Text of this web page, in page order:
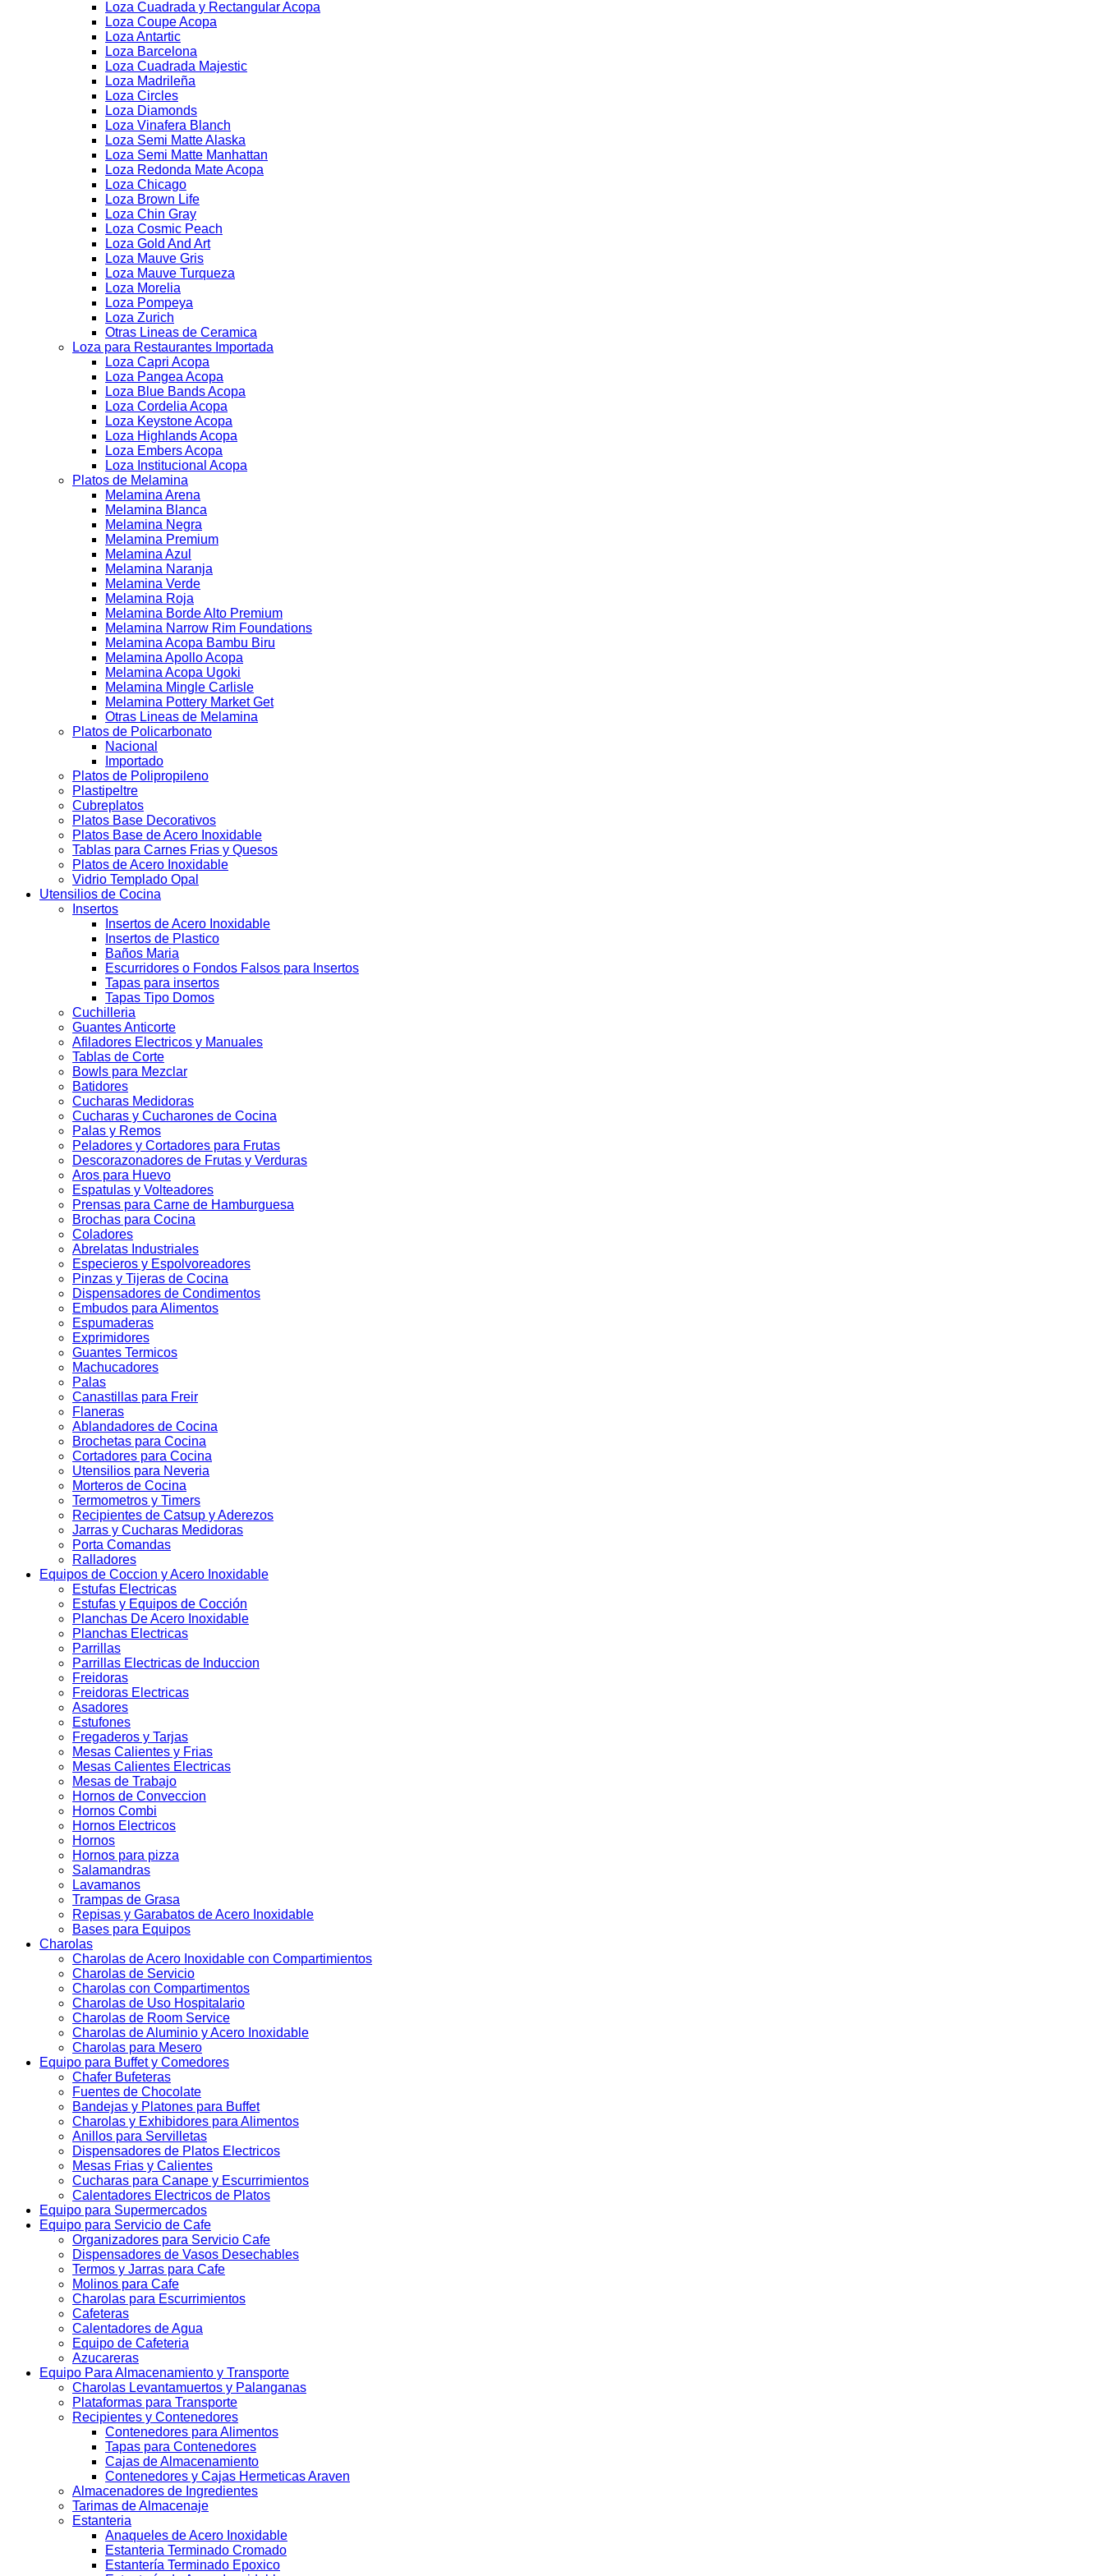
Loza Cuadrada y Rectangular Acopa
Loza Coupe Acopa
Loza Antartic
Loza Barcelona
Loza Cuadrada Majestic
Loza Madrileña
Loza Circles
Loza Diamonds
Loza Vinafera Blanch
Loza Semi Matte Alaska
Loza Semi Matte Manhattan
Loza Redonda Mate Acopa
Loza Chicago
Loza Brown Life
Loza Chin Gray
Loza Cosmic Peach
Loza Gold And Art
Loza Mauve Gris
Loza Mauve Turqueza
Loza Morelia
Loza Pompeya
Loza Zurich
Otras Lineas de Ceramica
Loza para Restaurantes Importada
Loza Capri Acopa
Loza Pangea Acopa
Loza Blue Bands Acopa
Loza Cordelia Acopa
Loza Keystone Acopa
Loza Highlands Acopa
Loza Embers Acopa
Loza Institucional Acopa
Platos de Melamina
Melamina Arena
Melamina Blanca
Melamina Negra
Melamina Premium
Melamina Azul
Melamina Naranja
Melamina Verde
Melamina Roja
Melamina Borde Alto Premium
Melamina Narrow Rim Foundations
Melamina Acopa Bambu Biru
Melamina Apollo Acopa
Melamina Acopa Ugoki
Melamina Mingle Carlisle
Melamina Pottery Market Get
Otras Lineas de Melamina
Platos de Policarbonato
Nacional
Importado
Platos de Polipropileno
Plastipeltre
Cubreplatos
Platos Base Decorativos
Platos Base de Acero Inoxidable
Tablas para Carnes Frias y Quesos
Platos de Acero Inoxidable
Vidrio Templado Opal
Utensilios de Cocina
Insertos
Insertos de Acero Inoxidable
Insertos de Plastico
Baños Maria
Escurridores o Fondos Falsos para Insertos
Tapas para insertos
Tapas Tipo Domos
Cuchilleria
Guantes Anticorte
Afiladores Electricos y Manuales
Tablas de Corte
Bowls para Mezclar
Batidores
Cucharas Medidoras
Cucharas y Cucharones de Cocina
Palas y Remos
Peladores y Cortadores para Frutas
Descorazonadores de Frutas y Verduras
Aros para Huevo
Espatulas y Volteadores
Prensas para Carne de Hamburguesa
Brochas para Cocina
Coladores
Abrelatas Industriales
Especieros y Espolvoreadores
Pinzas y Tijeras de Cocina
Dispensadores de Condimentos
Embudos para Alimentos
Espumaderas
Exprimidores
Guantes Termicos
Machucadores
Palas
Canastillas para Freir
Flaneras
Ablandadores de Cocina
Brochetas para Cocina
Cortadores para Cocina
Utensilios para Neveria
Morteros de Cocina
Termometros y Timers
Recipientes de Catsup y Aderezos
Jarras y Cucharas Medidoras
Porta Comandas
Ralladores
Equipos de Coccion y Acero Inoxidable
Estufas Electricas
Estufas y Equipos de Cocción
Planchas De Acero Inoxidable
Planchas Electricas
Parrillas
Parrillas Electricas de Induccion
Freidoras
Freidoras Electricas
Asadores
Estufones
Fregaderos y Tarjas
Mesas Calientes y Frias
Mesas Calientes Electricas
Mesas de Trabajo
Hornos de Conveccion
Hornos Combi
Hornos Electricos
Hornos
Hornos para pizza
Salamandras
Lavamanos
Trampas de Grasa
Repisas y Garabatos de Acero Inoxidable
Bases para Equipos
Charolas
Charolas de Acero Inoxidable con Compartimientos
Charolas de Servicio
Charolas con Compartimentos
Charolas de Uso Hospitalario
Charolas de Room Service
Charolas de Aluminio y Acero Inoxidable
Charolas para Mesero
Equipo para Buffet y Comedores
Chafer Bufeteras
Fuentes de Chocolate
Bandejas y Platones para Buffet
Charolas y Exhibidores para Alimentos
Anillos para Servilletas
Dispensadores de Platos Electricos
Mesas Frias y Calientes
Cucharas para Canape y Escurrimientos
Calentadores Electricos de Platos
Equipo para Supermercados
Equipo para Servicio de Cafe
Organizadores para Servicio Cafe
Dispensadores de Vasos Desechables
Termos y Jarras para Cafe
Molinos para Cafe
Charolas para Escurrimientos
Cafeteras
Calentadores de Agua
Equipo de Cafeteria
Azucareras
Equipo Para Almacenamiento y Transporte
Charolas Levantamuertos y Palanganas
Plataformas para Transporte
Recipientes y Contenedores
Contenedores para Alimentos
Tapas para Contenedores
Cajas de Almacenamiento
Contenedores y Cajas Hermeticas Araven
Almacenadores de Ingredientes
Tarimas de Almacenaje
Estanteria
Anaqueles de Acero Inoxidable
Estanteria Terminado Cromado
Estantería Terminado Epoxico